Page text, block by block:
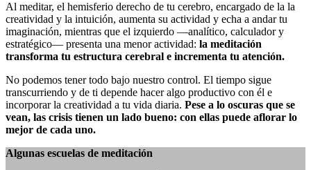
Al meditar, el hemisferio derecho de tu cerebro, encargado de la la
creatividad y la intuición, aumenta su actividad y echa a andar tu
imaginación, mientras que el izquierdo —analítico, calculador y
estratégico— presenta una menor actividad: la meditación
transforma tu estructura cerebral e incrementa tu atención.
No podemos tener todo bajo nuestro control. El tiempo sigue
transcurriendo y de ti depende hacer algo productivo con él e
incorporar la creatividad a tu vida diaria. Pese a lo oscuras que se
vean, las crisis tienen un lado bueno: con ellas puede aflorar lo
mejor de cada uno.
Algunas escuelas de meditación